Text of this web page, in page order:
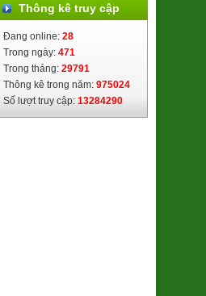
(nhân TC 170g)
94.000đ/Cái
Thông kê truy cập
Đang online: 28
Trong ngày: 471
Trong tháng: 29791
Thông kê trong năm: 975024
Số lượt truy cập: 13284290